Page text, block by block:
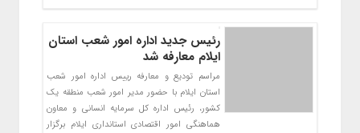
رئیس جدید اداره امور شعب استان
ایلام معارفه شد
مراسم تودیع و معارفه رییس اداره امور شعب
استان ایلام با حضور مدیر امور شعب منطقه یک
کشور، رئیس اداره کل سرمایه انسانی و معاون
هماهنگی امور اقتصادی استانداری ایلام برگزار